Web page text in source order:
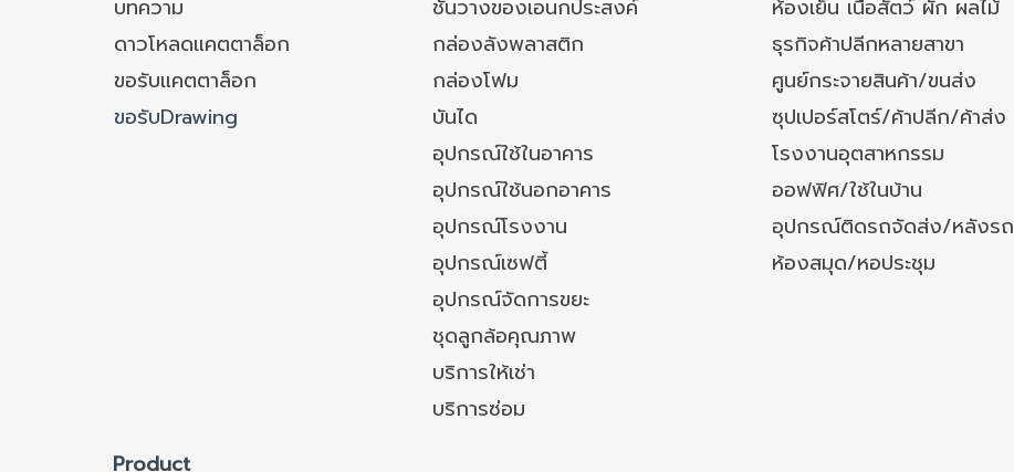
บทความ
ชั้นวางของเอนกประสงค์ ห้องเย็น เนื้อสัตว์ ผัก ผลไม้
ดาวโหลดแคตตาล็อก
กล่องลังพลาสติก ธุรกิจค้าปลีกหลายสาขา
ขอรับแคตตาล็อก
กล่องโฟม ศูนย์กระจายสินค้า/ขนส่ง
ขอรับDrawing
บันได
ซุปเปอร์สโตร์/ค้าปลีก/ค้าส่ง
อุปกรณ์ใช้ในอาคาร
โรงงานอุตสาหกรรม
อุปกรณ์ใช้นอกอาคาร
ออฟฟิศ/ใช้ในบ้าน
อุปกรณ์โรงงาน
อุปกรณ์ติดรถจัดส่ง/หลังรถ
อุปกรณ์เซฟตี้
ห้องสมุด/หอประชุม
อุปกรณ์จัดการขยะ
ชุดลูกล้อคุณภาพ
บริการให้เช่า
บริการซ่อม
Product